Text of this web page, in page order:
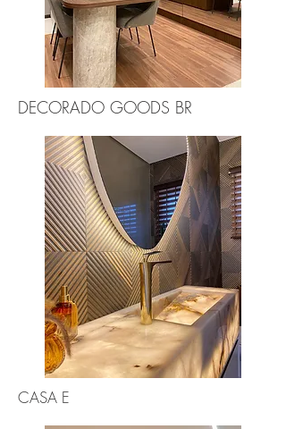
DECORADO GOODS BR
CASA E